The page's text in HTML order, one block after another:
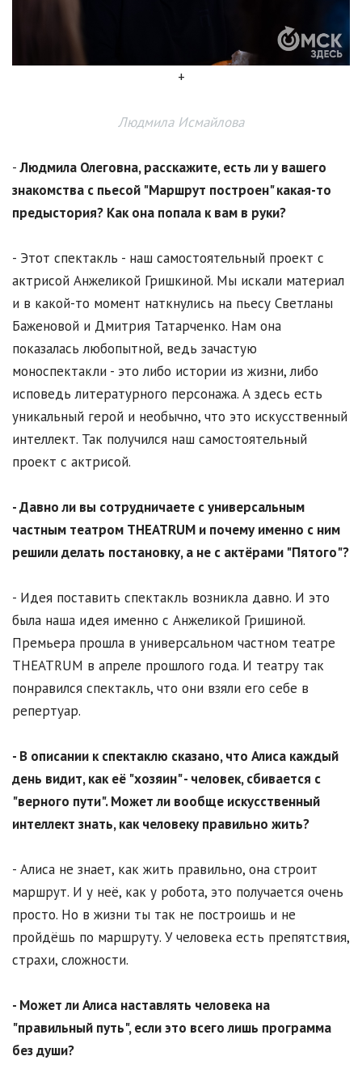
+
Людмила Исмайлова
-Людмила Олеговна, расскажите, есть ли у вашего
знакомства с пьесой "Маршрут построен" какая-то
предыстория? Как она попала к вам в руки?
- Этот спектакль - наш самостоятельный проект с
актрисой Анжеликой Гришкиной. Мы искали материал
и в какой-то момент наткнулись на пьесу Светланы
Баженовой и Дмитрия Татарченко. Нам она
показалась любопытной, ведь зачастую
моноспектакли - это либо истории из жизни, либо
исповедь литературного персонажа. А здесь есть
уникальный герой и необычно, что это искусственный
интеллект. Так получился наш самостоятельный
проект с актрисой.
- Давно ли вы сотрудничаете с универсальным
частным театром THEATRUM и почему именно с ним
решили делать постановку, а не с актёрами "Пятого"?
- Идея поставить спектакль возникла давно. И это
была наша идея именно с Анжеликой Гришиной.
Премьера прошла в универсальном частном театре
THEATRUM в апреле прошлого года. И театру так
понравился спектакль, что они взяли его себе в
репертуар.
- В описании к спектаклю сказано, что Алиса каждый
день видит, как её "хозяин" - человек, сбивается с
"верного пути". Может ли вообще искусственный
интеллект знать, как человеку правильно жить?
- Алиса не знает, как жить правильно, она строит
маршрут. И у неё, как у робота, это получается очень
просто. Но в жизни ты так не построишь и не
пройдёшь по маршруту. У человека есть препятствия,
страхи, сложности.
- Может ли Алиса наставлять человека на
"правильный путь", если это всего лишь программа
без души?